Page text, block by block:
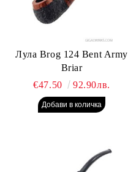
Лула Brog 124 Bent Army
Briar
€47.50
92.90лв.